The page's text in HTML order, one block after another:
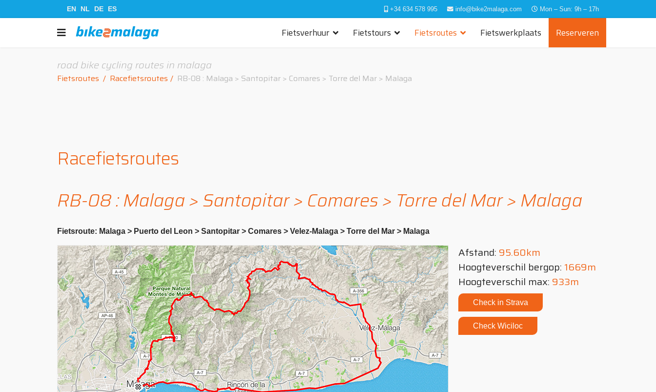
EN NL DE ES +34 634 578 995 info@bike2malaga.com Mon – Sun: 9h – 17h
Fietsverhuur Fietstours Fietsroutes Fietswerkplaats Reserveren
road bike cycling routes in malaga
Fietsroutes Racefietsroutes RB-08 : Malaga > Santopitar > Comares > Torre del Mar > Malaga
Racefietsroutes
RB-08 : Malaga > Santopitar > Comares > Torre del Mar > Malaga
Fietsroute: Malaga > Puerto del Leon > Santopitar > Comares > Velez-Malaga > Torre del Mar > Malaga
Afstand: 95.60km
Hoogteverschil bergop: 1669m
Hoogteverschil max: 933m
Check in Strava
Check Wiciloc